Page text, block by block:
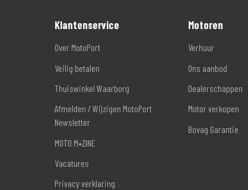
Klantenservice
Over MotoPort
Veilig betalen
Thuiswinkel Waarborg
Afmelden / Wijzigen MotoPort
Newsletter
MOTO M•ZINE
Vacatures
Privacy verklaring
Motoren
Verhuur
Ons aanbod
Dealerschappen
Motor verkopen
Bovag Garantie